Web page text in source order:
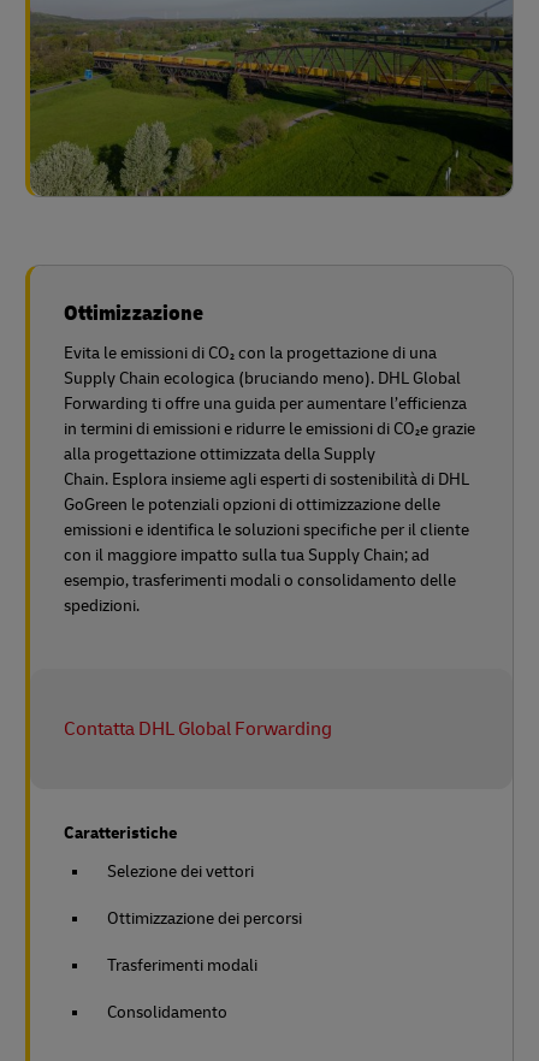
Ottimizzazione
Evita le emissioni di CO₂ con la progettazione di una
Supply Chain ecologica (bruciando meno). DHL Global
Forwarding ti offre una guida per aumentare l’efficienza
in termini di emissioni e ridurre le emissioni di CO₂e grazie
alla progettazione ottimizzata della Supply
Chain. Esplora insieme agli esperti di sostenibilità di DHL
GoGreen le potenziali opzioni di ottimizzazione delle
emissioni e identifica le soluzioni specifiche per il cliente
con il maggiore impatto sulla tua Supply Chain; ad
esempio, trasferimenti modali o consolidamento delle
spedizioni.
Contatta DHL Global Forwarding
Caratteristiche
Selezione dei vettori
Ottimizzazione dei percorsi
Trasferimenti modali
Consolidamento